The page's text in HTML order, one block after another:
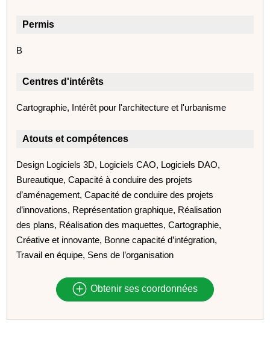
Permis
B
Centres d'intérêts
Cartographie, Intérêt pour l'architecture et l'urbanisme
Atouts et compétences
Design Logiciels 3D, Logiciels CAO, Logiciels DAO,
Bureautique, Capacité à conduire des projets
d’aménagement, Capacité de conduire des projets
d’innovations, Représentation graphique, Réalisation
des plans, Réalisation des maquettes, Cartographie,
Créative et innovante, Bonne capacité d’intégration,
Travail en équipe, Sens de l’organisation
Obtenir ses coordonnées